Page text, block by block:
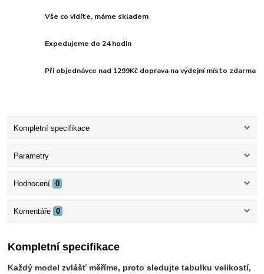
Vše co vidíte, máme skladem
Expedujeme do 24 hodin
Při objednávce nad 1299Kč doprava na výdejní místo zdarma
Kompletní specifikace
Parametry
Hodnocení 0
Komentáře 0
Kompletní specifikace
Každý model zvlášť měříme, proto sledujte tabulku velikostí,